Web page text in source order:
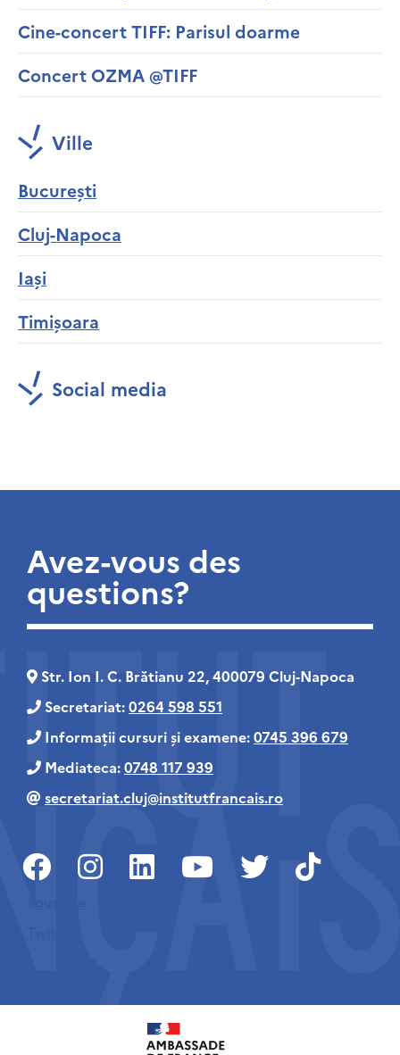
Cine-concert TIFF: Parisul doarme
Concert OZMA @TIFF
Ville
București
Cluj-Napoca
Iași
Timișoara
Social media
Avez-vous des
questions?
Str. Ion I. C. Brătianu 22, 400079 Cluj‑Napoca
Secretariat:0264 598 551
Informații cursuri și examene:0745 396 679
Mediateca:0748 117 939
secretariat.cluj@institutfrancais.ro